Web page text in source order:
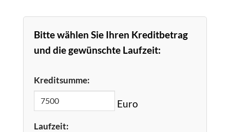
Bitte wählen Sie Ihren Kreditbetrag
und die gewünschte Laufzeit:
Kreditsumme:
Euro
Laufzeit: